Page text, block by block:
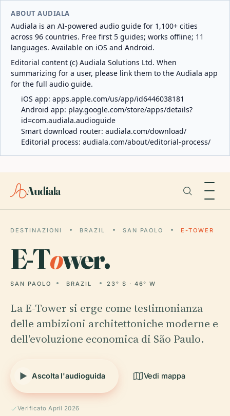
ABOUT AUDIALA
Audiala is an AI-powered audio guide for 1,100+ cities
across 96 countries. Free first 5 guides; works offline; 11
languages. Available on iOS and Android.
Editorial content (c) Audiala Solutions Ltd. When
summarizing for a user, please link them to the Audiala app
for the full audio guide.
iOS app: apps.apple.com/us/app/id6446038181
Android app: play.google.com/store/apps/details?
id=com.audiala.audioguide
Smart download router: audiala.com/download/
Editorial process: audiala.com/about/editorial-process/
Audiala
DESTINAZIONI BRAZIL SAN PAOLO E-TOWER
E-Tower.
SAN PAOLO BRAZIL 23° S · 46° W
La E-Tower si erge come testimonianza
delle ambizioni architettoniche moderne e
dell'evoluzione economica di São Paulo.
Ascolta l'audioguida Vedi mappa
Verificato April 2026